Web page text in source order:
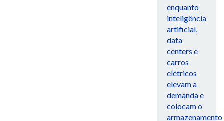
enquanto
inteligência
artificial,
data
centers e
carros
elétricos
elevam a
demanda e
colocam o
armazenamento